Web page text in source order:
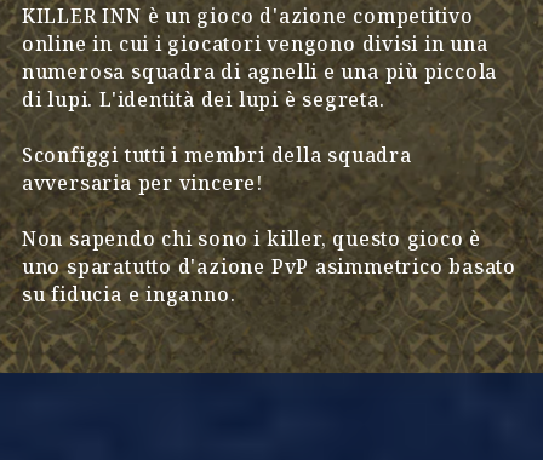
KILLER INN è un gioco d'azione competitivo
online in cui i giocatori vengono divisi in una
numerosa squadra di agnelli e una più piccola
di lupi. L'identità dei lupi è segreta.
Sconfiggi tutti i membri della squadra
avversaria per vincere!
Non sapendo chi sono i killer, questo gioco è
uno sparatutto d'azione PvP asimmetrico basato
su fiducia e inganno.